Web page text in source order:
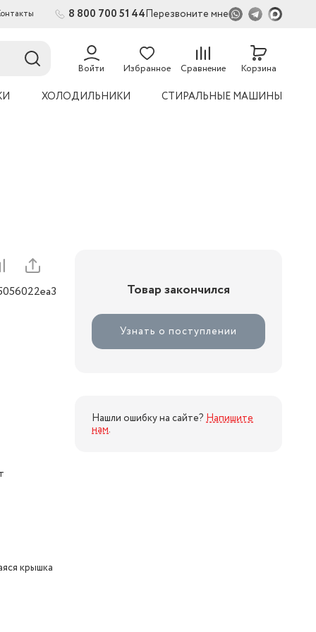
8 800 700 51 44Перезвоните мне
Войти Избранное Сравнение
54
Корзина
ХОЛОДИЛЬНИКИ СТИРАЛЬНЫЕ МАШИНЫ
крышка
Товар закончился
Узнать о поступлении
Нашли ошибку на сайте? Напишите
нам.